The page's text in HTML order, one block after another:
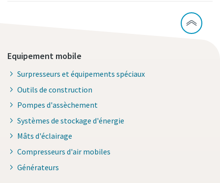
Equipement mobile
Surpresseurs et équipements spéciaux
Outils de construction
Pompes d'assèchement
Systèmes de stockage d'énergie
Mâts d'éclairage
Compresseurs d'air mobiles
Générateurs